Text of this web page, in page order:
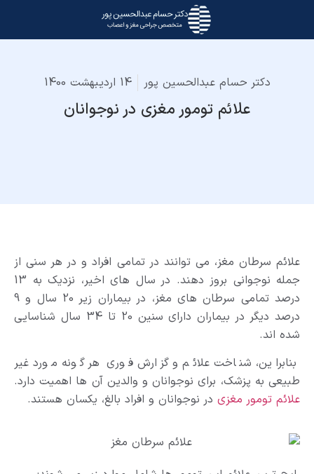
دکتر حسام عبدالحسین پور 14 اردیبهشت 1400
علائم تومور مغزی در نوجوانان
علائم سرطان مغز، می توانند در تمامی افراد و در هر سنی از
جمله نوجوانی بروز دهند. در سال های اخیر، نزدیک به 13
درصد تمامی سرطان های مغز، در بیماران زیر 20 سال و 9
درصد دیگر در بیماران دارای سنین 20 تا 34 سال شناسایی
شده اند.
بنابراین، شناخت علائم و گزارش فوری هر گونه مورد غیر
طبیعی به پزشک، برای نوجوانان و والدین آن ها اهمیت دارد.
علائم تومور مغزی در نوجوانان و افراد بالغ، یکسان هستند.